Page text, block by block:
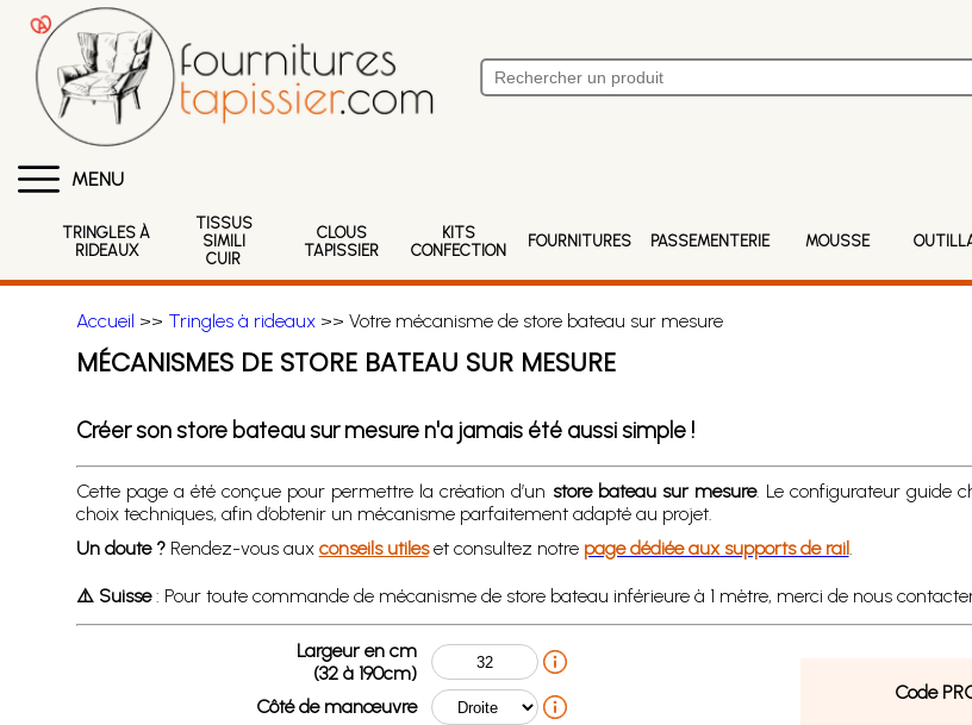
MENU
TRINGLES À
RIDEAUX
TISSUS
SIMILI
CUIR
CLOUS
TAPISSIER
KITS
CONFECTION
FOURNITURES PASSEMENTERIE MOUSSE
Accueil >> Tringles à rideaux>> Votre mécanisme de store bateau sur mesure
MÉCANISMES DE STORE BATEAU SUR MESURE
Créer son store bateau sur mesure n'a jamais été aussi simple !
Cette page a été conçue pour permettre la création d’un store bateau sur mesure. Le configurateur guide
choix techniques, afin d’obtenir un mécanisme parfaitement adapté au projet.
Un doute ?Rendez-vous aux conseils utileset consultez notre page dédiée aux supports de rail.
⚠️ Suisse: Pour toute commande de mécanisme de store bateau inférieure à 1 mètre, merci de nous
Largeur en cm
(32 à 190cm)
Côté de manœuvre
Code